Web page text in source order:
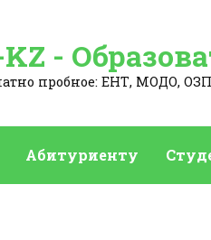
-
пробное: ЕНТ, МОДО,
Абитуриенту